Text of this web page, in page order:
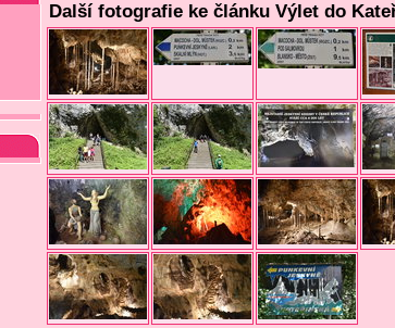
Další fotografie ke článku Výlet do